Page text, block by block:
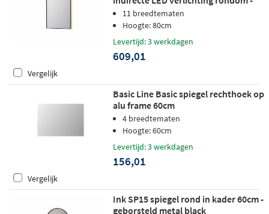
geborsteld metal black
11 breedtematen
Hoogte: 80cm
Levertijd: 3 werkdagen
609,01
Vergelijk
Basic Line Basic spiegel rechthoek op
alu frame 60cm
4 breedtematen
Hoogte: 60cm
Levertijd: 3 werkdagen
156,01
Vergelijk
Ink SP15 spiegel rond in kader 60cm -
geborsteld metal black